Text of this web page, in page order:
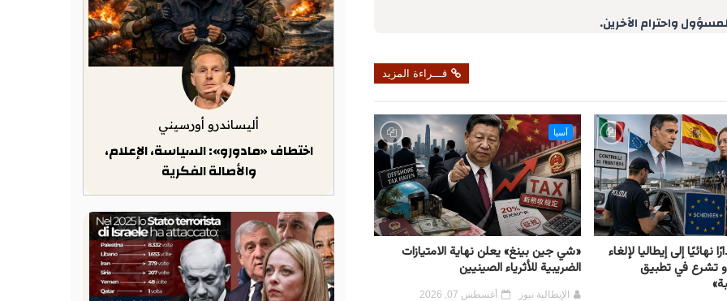
واحترام الآخرين.
قـــراءة المزيد
نهائيًا إلى إيطاليا لإلغاء
تشرع في تطبيق
آسيا
«شي جين بينغ» يعلن نهاية الامتيازات
الضريبية للأثرياء الصينيين
الإيطالية نيوز أغسطس 07, 2026
أليساندرو أورسيني
اختطاف «مادورو»: السياسة، الإعلام،
والأصالة الفكرية